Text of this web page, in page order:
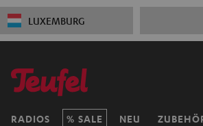
LUXEMBURG
RADIOS SALE NEU